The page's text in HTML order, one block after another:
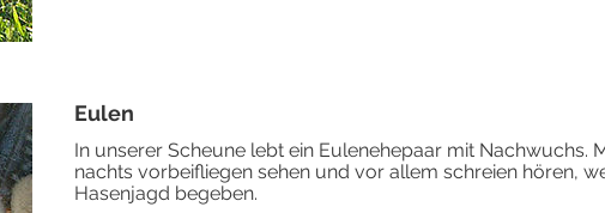
Eulen
In unserer Scheune lebt ein Eulenehepaar mit Nachwuchs.
nachts vorbeifliegen sehen und vor allem schreien hören,
Hasenjagd begeben.